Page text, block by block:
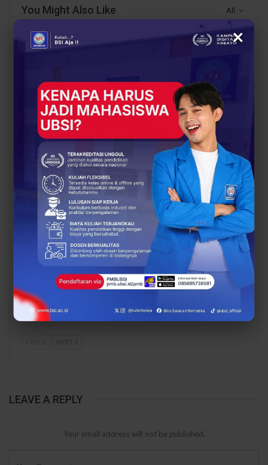
All
You Might Also Like
BERITA
UBSI Buka Call for
Papers ICAISD 2026,
Dorong Riset Teknologi
dan Keamanan Siber…
Siap Kuliah Berkualitas?
UBSI Cengkareng Gelar
Open Booth Spesial
dengan Beasiswa…
BERITA
Dari Catatan Manual
Menuju Digital, UBSI
Bantu Bank Sampah
Mawar Burangrang
Kelola…
BERITA
Dari Sampah Jadi
Rupiah, UBSI Bantu
Bank Sampah Mawar
Lewat…
LEAVE A REPLY
Your email address will not be published.
×